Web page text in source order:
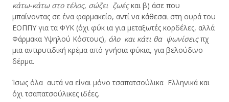
κάτω-κάτω στο τέλος, σώζει ζωέςκαι β) άσε που
μπαίνοντας σε ένα φαρμακείο, αντί να κάθεσαι στη ουρά του
ΕΟΠΠΥ για τα ΦΥΚ (όχι φύκ ια για μεταξωτές κορδέλες, αλλά
Φάρμακα Υψηλού Κόστους), όλο και κάτι θα ψωνίσειςπχ
μια αντιρυτιδική κρέμα από γνήσια φύκια, για βελούδινο
δέρμα.
Ίσως όλα αυτά να είναι μόνο τσαπατσούλικα Ελληνικά και
όχι τσαπατσούλικες ιδέες.